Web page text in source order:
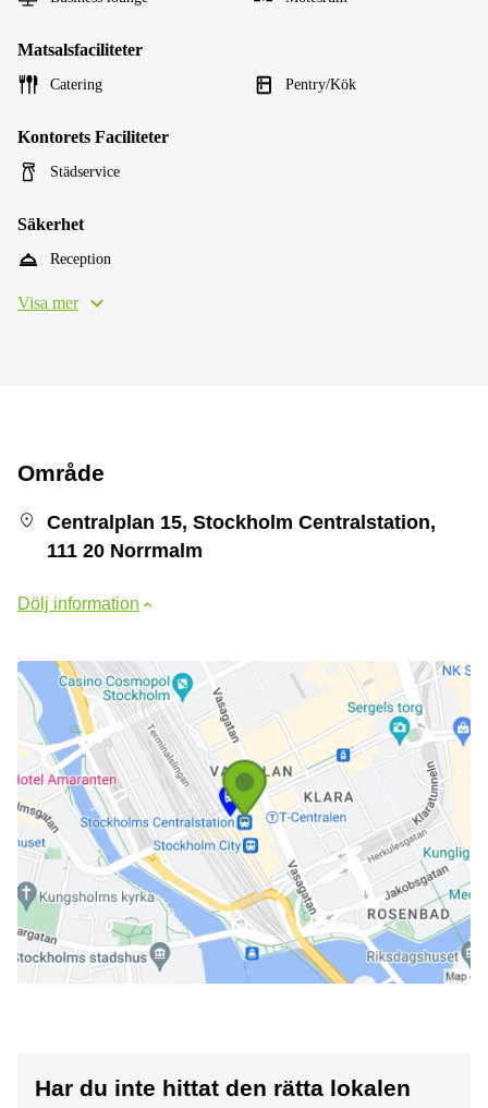
Matsalsfaciliteter
Catering Pentry/Kök
Kontorets Faciliteter
Städservice
Säkerhet
Reception
Visa mer
Område
Centralplan 15, Stockholm Centralstation,
111 20 Norrmalm
Dölj information
Har du inte hittat den rätta lokalen